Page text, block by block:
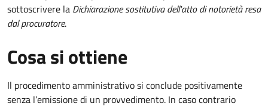
sottoscrivere la Dichiarazione sostitutiva dell'atto di notorietà resa
dal procuratore.
Cosa si ottiene
Il procedimento amministrativo si conclude positivamente
senza l’emissione di un provvedimento. In caso contrario